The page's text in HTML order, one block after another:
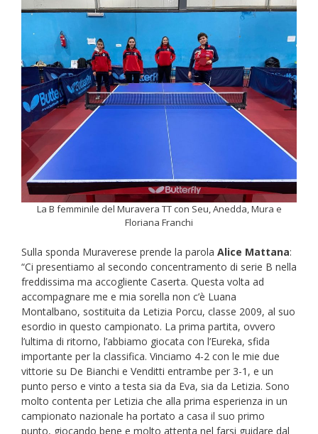
La B femminile del Muravera TT con Seu, Anedda, Mura e
Floriana Franchi
Sulla sponda Muraverese prende la parola Alice Mattana:
“Ci presentiamo al secondo concentramento di serie B nella
freddissima ma accogliente Caserta. Questa volta ad
accompagnare me e mia sorella non c’è Luana
Montalbano, sostituita da Letizia Porcu, classe 2009, al suo
esordio in questo campionato. La prima partita, ovvero
l’ultima di ritorno, l’abbiamo giocata con l’Eureka, sfida
importante per la classifica. Vinciamo 4-2 con le mie due
vittorie su De Bianchi e Venditti entrambe per 3-1, e un
punto perso e vinto a testa sia da Eva, sia da Letizia. Sono
molto contenta per Letizia che alla prima esperienza in un
campionato nazionale ha portato a casa il suo primo
punto, giocando bene e molto attenta nel farsi guidare dal